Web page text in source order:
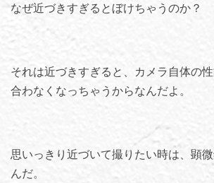
なぜ近づきすぎるとぼけちゃうのか？
それは近づきすぎると、カメラ自体の
合わなくなっちゃうからなんだよ。
思いっきり近づいて撮りたい時は、顕
んだ。